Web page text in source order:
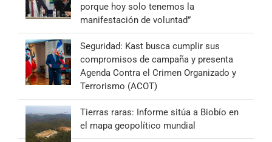
porque hoy solo tenemos la
manifestación de voluntad”
Seguridad: Kast busca cumplir sus
compromisos de campaña y presenta
Agenda Contra el Crimen Organizado y
Terrorismo (ACOT)
Tierras raras: Informe sitúa a Biobío en
el mapa geopolítico mundial